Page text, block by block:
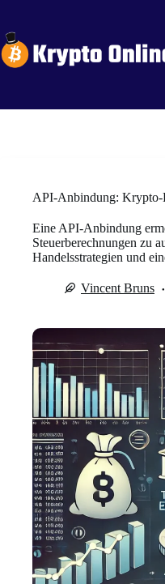
springen
API-Anbindung: Krypto-
Eine API-Anbindung
Steuerberechnungen zu
Handelsstrategien und
Vincent Bruns